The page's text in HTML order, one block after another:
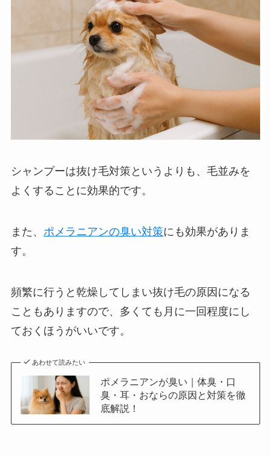
シャンプーは抜け毛対策というよりも、毛並みを
よくすることに効果的です。
また、 ポメラニアンの臭い対策にも効果がありま
す。
頻繁に行うと乾燥してしまい抜け毛の原因になる
こともありますので、多くても月に一回程度にし
ておくほうがいいです。
あわせて読みたい
ポメラニアンが臭い｜体臭・口
臭・耳・おならの原因と対策を徹
底解説！